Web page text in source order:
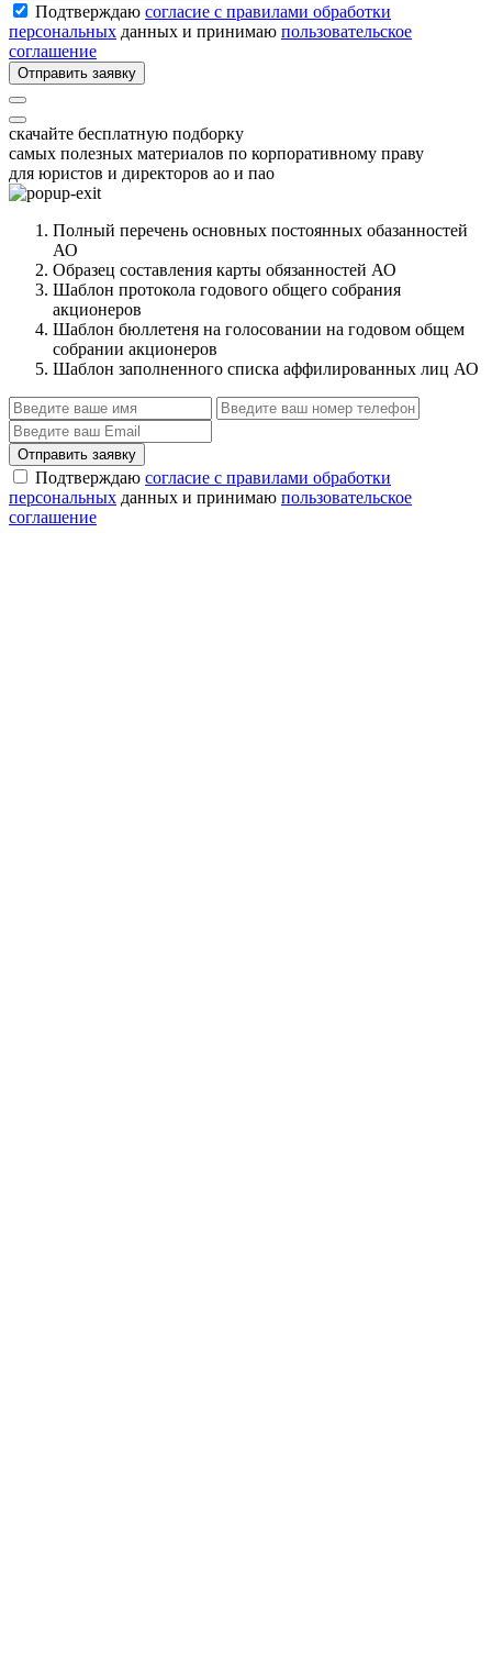
Подтверждаю согласие с правилами обработки
персональных данных и принимаю пользовательское
соглашение
Отправить заявку
скачайте бесплатную подборку
самых полезных материалов по корпоративному праву
для юристов и директоров ао и пао
Полный перечень основных постоянных обазанностей
АО
Образец составления карты обязанностей АО
Шаблон протокола годового общего собрания
акционеров
Шаблон бюллетеня на голосовании на годовом общем
собрании акционеров
Шаблон заполненного списка аффилированных лиц АО
Отправить заявку
Подтверждаю согласие с правилами обработки
персональных данных и принимаю пользовательское
соглашение